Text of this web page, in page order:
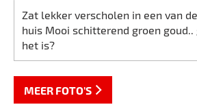
Zat lekker verscholen in een van
huis Mooi schitterend groen
het is?
MEER FOTO'S